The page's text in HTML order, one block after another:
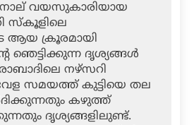
വയസുകാരിയായ
സ്‌കൂളിലെ
ആയ ക്രൂരമായി
ഞെട്ടിക്കുന്ന ദൃശ്യങ്ങള്‍
നഴ്‌സറി
സമയത്ത് കുട്ടിയെ തല
കഴുത്ത്
ദൃശ്യങ്ങളിലുണ്ട്.